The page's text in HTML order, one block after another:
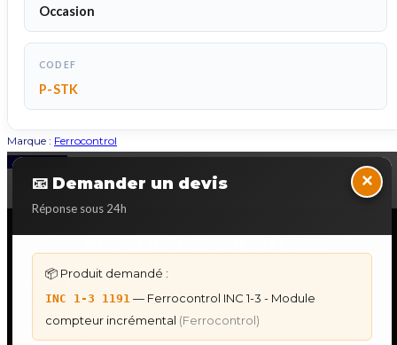
Occasion
CODEF
P-STK
Marque : Ferrocontrol
📧 Demander un devis
Réponse sous 24h
×
📦 Produit demandé :
INC 1-3 1191 — Ferrocontrol INC 1-3 - Module
compteur incrémental (Ferrocontrol)
Back to Top
DÉPANNAGE AUTOMATES
Dépannage Schneider Modicon